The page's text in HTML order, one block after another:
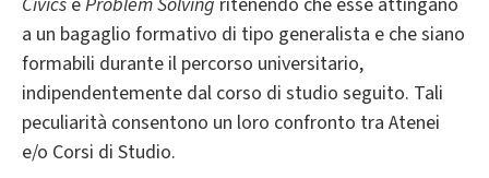
a un bagaglio formativo di tipo generalista e che siano
formabili durante il percorso universitario,
indipendentemente dal corso di studio seguito. Tali
peculiarità consentono un loro confronto tra Atenei
e/o Corsi di Studio.